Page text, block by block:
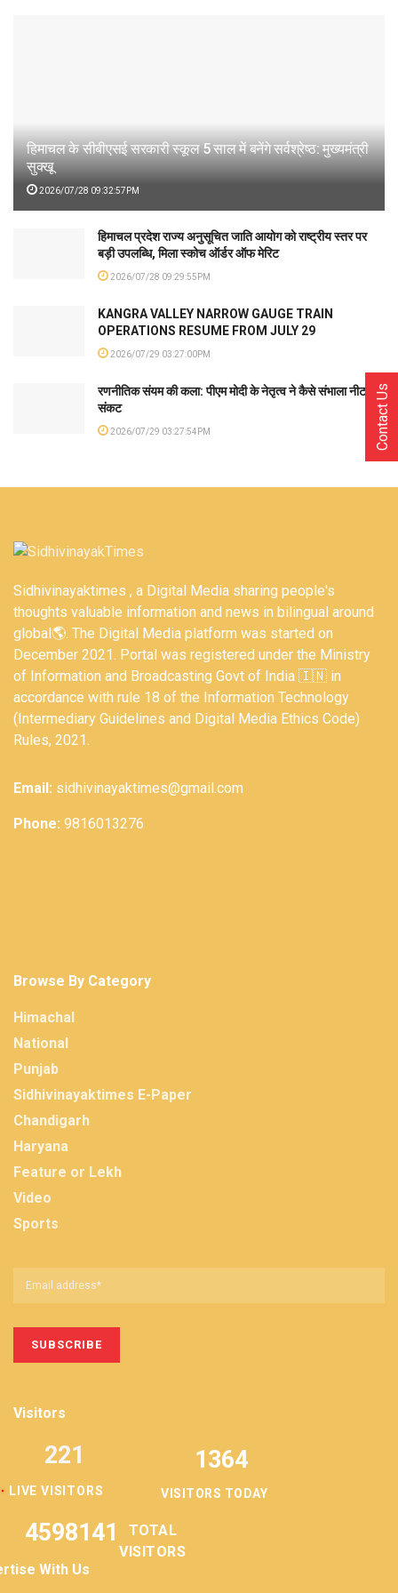
हिमाचल के सीबीएसई सरकारी स्कूल 5 साल में बनेंगे सर्वश्रेष्ठ: मुख्यमंत्री
सुक्खू
2026/07/28 09:32:57PM
हिमाचल प्रदेश राज्य अनुसूचित जाति आयोग को राष्ट्रीय स्तर पर
बड़ी उपलब्धि, मिला स्कोच ऑर्डर ऑफ मेरिट
2026/07/28 09:29:55PM
KANGRA VALLEY NARROW GAUGE TRAIN
OPERATIONS RESUME FROM JULY 29
2026/07/29 03:27:00PM
रणनीतिक संयम की कला: पीएम मोदी के नेतृत्व ने कैसे संभाला नीट
संकट
2026/07/29 03:27:54PM
Sidhivinayaktimes , a Digital Media sharing people's
thoughts valuable information and news in bilingual around
global🌎. The Digital Media platform was started on
December 2021. Portal was registered under the Ministry
of Information and Broadcasting Govt of India 🇮🇳 in
accordance with rule 18 of the Information Technology
(Intermediary Guidelines and Digital Media Ethics Code)
Rules, 2021.
Email: sidhivinayaktimes@gmail.com
Phone: 9816013276
Browse By Category
Himachal
National
Punjab
Sidhivinayaktimes E-Paper
Chandigarh
Haryana
Feature or Lekh
Video
Sports
Visitors
LIVE VISITORS
221 1364
VISITORS TODAY
4598141
TOTAL
VISITORS
With Us
Contact Us